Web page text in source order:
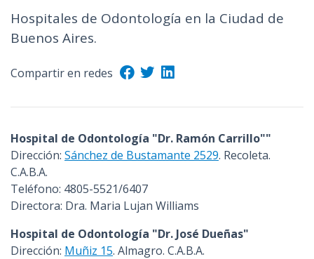
Hospitales de Odontología en la Ciudad de
Buenos Aires.
Compartir en redes
Hospital de Odontología "Dr. Ramón Carrillo""
Dirección: Sánchez de Bustamante 2529. Recoleta.
C.A.B.A.
Teléfono: 4805-5521/6407
Directora: Dra. Maria Lujan Williams
Hospital de Odontología "Dr. José Dueñas"
Dirección: Muñiz 15. Almagro. C.A.B.A.